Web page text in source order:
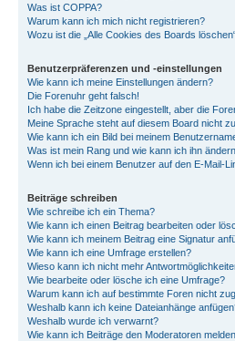
Was ist COPPA?
Warum kann ich mich nicht registrieren?
Wozu ist die „Alle Cookies des Boards
Benutzerpräferenzen und -einstellungen
Wie kann ich meine Einstellungen ändern?
Die Forenuhr geht falsch!
Ich habe die Zeitzone eingestellt, aber die
Meine Sprache steht auf diesem Board nicht
Wie kann ich ein Bild bei meinem
Was ist mein Rang und wie kann ich ihn
Wenn ich bei einem Benutzer auf den E-Mail-
Beiträge schreiben
Wie schreibe ich ein Thema?
Wie kann ich einen Beitrag bearbeiten oder
Wie kann ich meinem Beitrag eine Signatur
Wie kann ich eine Umfrage erstellen?
Wieso kann ich nicht mehr
Wie bearbeite oder lösche ich eine Umfrage?
Warum kann ich auf bestimmte Foren nicht
Weshalb kann ich keine Dateianhänge
Weshalb wurde ich verwarnt?
Wie kann ich Beiträge den Moderatoren